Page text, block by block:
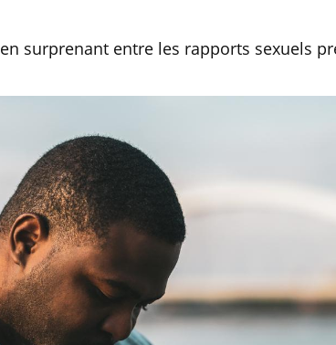
surprenant entre les rapports sexuels
Comment oublier les
écrans en vacances ?
Toujours connectés :